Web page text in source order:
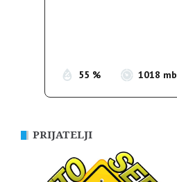
55 % 1018 mb
PRIJATELJI